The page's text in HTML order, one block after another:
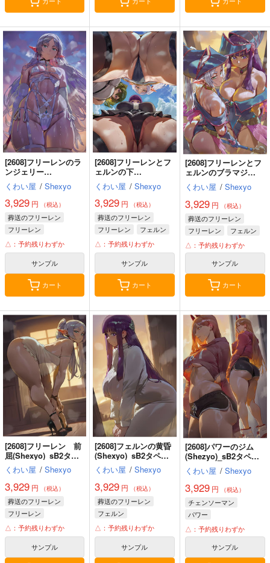
[2608]フリーレンのラ
ンジェリー
(Shexyo)_sB2タペス
トリー
くわい屋 / Shexyo
3,929 円 （税込）
葬送のフリーレン
フリーレン
△：予約残りわずか
サンプル
カート
[2608]フリーレンとフ
ェルンの下
(Shexyo)_sB2タペス
トリー
くわい屋 / Shexyo
3,929 円 （税込）
葬送のフリーレン
フリーレン
フェルン
△：予約残りわずか
サンプル
カート
[2608]フリーレンとフ
ェルンのブラマジ
(Shexyo)_sB2タペス
トリー
くわい屋 / Shexyo
3,929円 （税込）
葬送のフリーレン
フリーレン
フェルン
△：予約残りわずか
サンプル
カート
[2608]フリーレン 前
屈(Shexyo)_sB2タペ
ストリー
くわい屋 / Shexyo
3,929 円 （税込）
葬送のフリーレン
フリーレン
△：予約残りわずか
サンプル
[2608]フェルンの黄昏
(Shexyo)_sB2タペス
トリー
くわい屋 / Shexyo
3,929 円 （税込）
葬送のフリーレン
フェルン
△：予約残りわずか
サンプル
[2608]パワーのジム
(Shezyo)_sB2タペス
トリー
くわい屋 / Shexyo
3,929円 （税込）
チェンソーマン
パワー
△：予約残りわずか
サンプル